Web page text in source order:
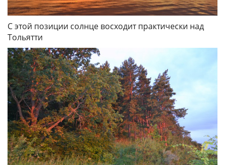
С этой позиции солнце восходит практически над
Тольятти